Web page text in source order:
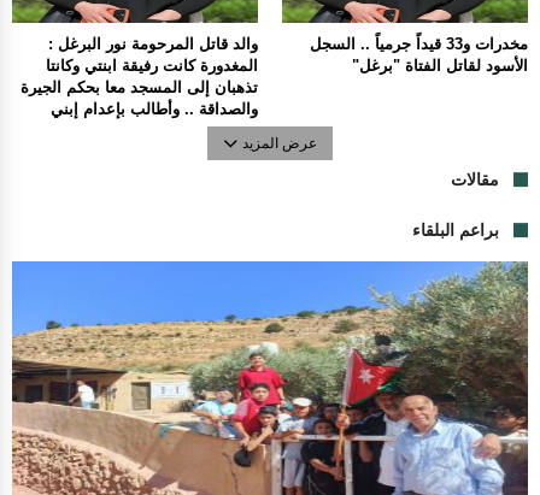
والد قاتل المرحومة نور البرغل :
المغدورة كانت رفيقة ابنتي وكانتا
تذهبان إلى المسجد معا بحكم الجيرة
والصداقة .. وأطالب بإعدام إبني
مخدرات و33 قيداً جرمياً .. السجل
الأسود لقاتل الفتاة "برغل"
عرض المزيد
مقالات
براعم البلقاء